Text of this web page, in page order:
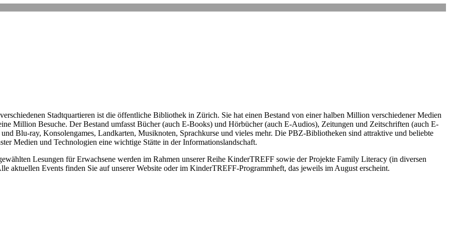
Stadtquartieren ist die öffentliche Bibliothek in Zürich. Sie hat einen Bestand von einer halben Million verschiedener Medien
Million Besuche. Der Bestand umfasst Bücher (auch E-Books) und Hörbücher (auch E-Audios), Zeitungen und Zeitschriften (auch E-
Blu-ray, Konsolengames, Landkarten, Musiknoten, Sprachkurse und vieles mehr. Die PBZ-Bibliotheken sind attraktive und beliebte
Medien und Technologien eine wichtige Stätte in der Informationslandschaft.
Lesungen für Erwachsene werden im Rahmen unserer Reihe KinderTREFF sowie der Projekte Family Literacy (in diversen
aktuellen Events finden Sie auf unserer Website oder im KinderTREFF-Programmheft, das jeweils im August erscheint.